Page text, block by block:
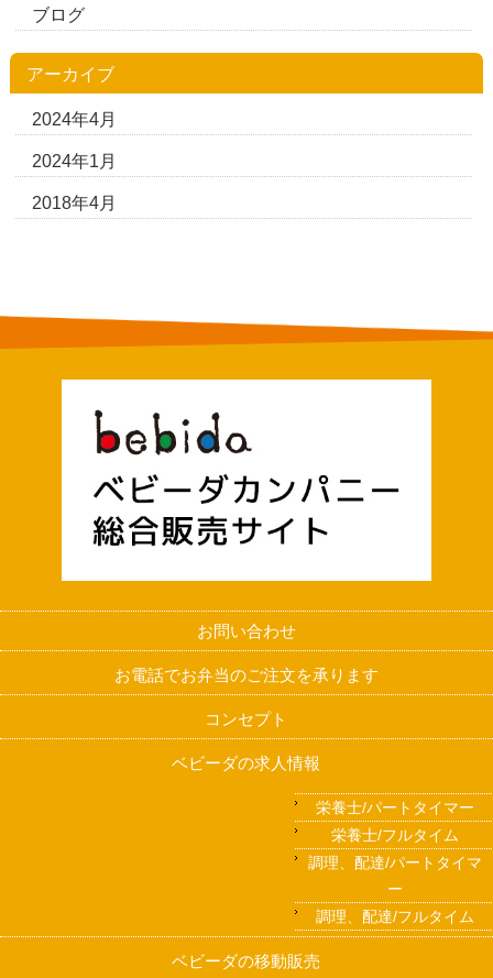
ブログ
アーカイブ
2024年4月
2024年1月
2018年4月
お問い合わせ
お電話でお弁当のご注文を承ります
コンセプト
ベビーダの求人情報
栄養士/パートタイマー
栄養士/フルタイム
調理、配達/パートタイマ
ー
調理、配達/フルタイム
ベビーダの移動販売